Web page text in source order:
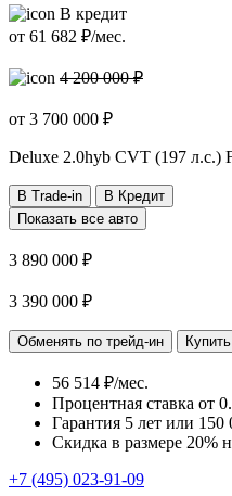
В кредит
от 61 682 ₽/мес.
4 200 000 ₽
от 3 700 000 ₽
Deluxe 2.0hyb CVT (197 л.с.)
В Trade-in
В Кредит
Показать все авто
3 890 000 ₽
3 390 000 ₽
Обменять по трейд-ин
56 514 ₽/мес.
Процентная ставка от
Гарантия 5 лет или 150
Скидка в размере 20%
+7 (495) 023-91-09